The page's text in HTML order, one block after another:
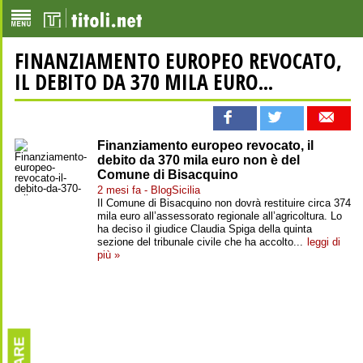
FINANZIAMENTO EUROPEO REVOCATO,
IL DEBITO DA 370 MILA EURO...
Finanziamento europeo revocato, il
debito da 370 mila euro non è del
Comune di Bisacquino
2 mesi fa - BlogSicilia
Il Comune di Bisacquino non dovrà restituire circa 374
mila euro all’assessorato regionale all’agricoltura. Lo
ha deciso il giudice Claudia Spiga della quinta
sezione del tribunale civile che ha accolto... leggi di
più »